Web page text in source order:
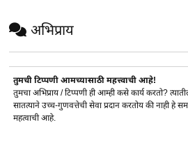
अभिप्राय
तुमची टिप्पणी आमच्यासाठी महत्त्वाची आहे!
तुमचा अभिप्राय / टिप्पणी ही आम्ही कसे कार्य करतो?
सातत्याने उच्च-गुणवत्तेची सेवा प्रदान करतोय की नाही हे
महत्वाची आहे.